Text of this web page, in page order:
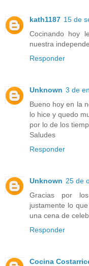
kath1187 15 de
Cocinando hoy
nuestra
Responder
Unknown 3 de
Bueno hoy en la
lo hice y quedo
por lo de los
Saludes
Responder
Unknown 25 de
Gracias por
justamente lo
una cena de
Responder
Cocina